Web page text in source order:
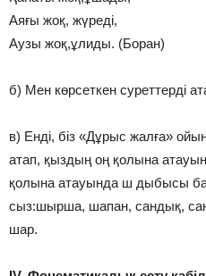
Аяғы жоқ, жүредi,
Аузы жоқ,ұлиды. (Боран)
б) Мен көрсеткен суреттерді
в) Енді, біз «Дұрыс жалға»
атап, қыздың оң қолына
қолына атауында ш дыбысы
сыз:шырша, шапан, сандық,
шар.